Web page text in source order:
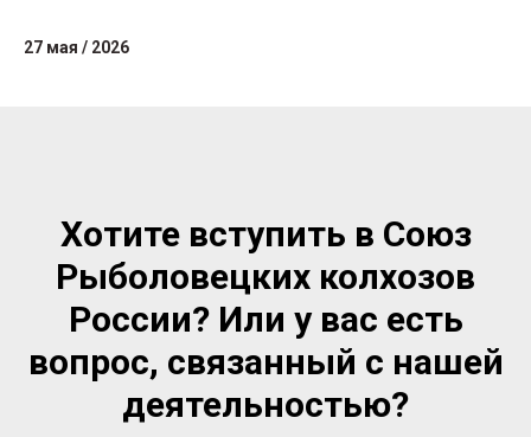
27 мая / 2026
Хотите вступить в Союз
Рыболовецких колхозов
России? Или у вас есть
вопрос, связанный с нашей
деятельностью?